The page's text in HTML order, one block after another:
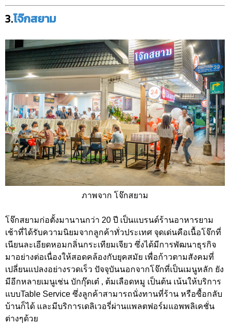
3.โจ๊กสยาม
ภาพจาก โจ๊กสยาม
โจ๊กสยามก่อตั้งมานานกว่า 20 ปี เป็นแบรนด์ร้านอาหารยาม
เช้าที่ได้รับความนิยมจากลูกค้าทั่วประเทศ จุดเด่นคือเนื้อโจ๊กที่
เนียนละเอียดหอมกลิ่นกระเทียมเจียว ซึ่งได้มีการพัฒนาธุรกิจ
มาอย่างต่อเนื่องให้สอดคล้องกับยุคสมัย เพื่อก้าวตามสังคมที่
เปลี่ยนแปลงอย่างรวดเร็ว ปัจจุบันนอกจากโจ๊กที่เป็นเมนูหลัก ยัง
มีอีกหลายเมนูเช่น บักกุ๊ดเต๋ , ต้มเลือดหมู เป็นต้น เน้นให้บริการ
แบบTable Service ซึ่งลูกค้าสามารถนั่งทานที่ร้าน หรือซื้อกลับ
บ้านก็ได้ และมีบริการเดลิเวอรี่ผ่านแพลตฟอร์มแอพพลิเคชั่น
ต่างๆด้วย